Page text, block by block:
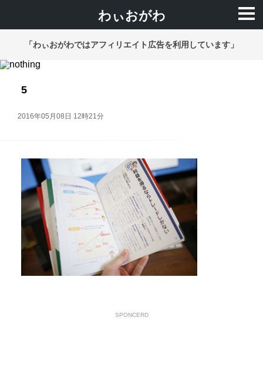
わぃおがわ
「わぃおがわではアフィリエイト広告を利用しています」
5
2016年05月08日 12時21分
SPONCERD